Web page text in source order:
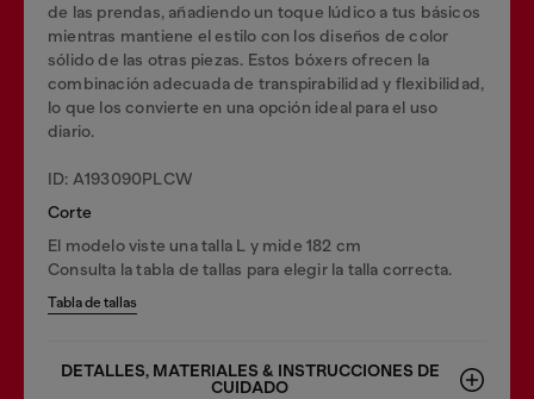
de las prendas, añadiendo un toque lúdico a tus básicos
mientras mantiene el estilo con los diseños de color
sólido de las otras piezas. Estos bóxers ofrecen la
combinación adecuada de transpirabilidad y flexibilidad,
lo que los convierte en una opción ideal para el uso
diario.
ID: A193090PLCW
Corte
El modelo viste una talla L y mide 182 cm
Consulta la tabla de tallas para elegir la talla correcta.
Tabla de tallas
DETALLES, MATERIALES & INSTRUCCIONES DE
CUIDADO